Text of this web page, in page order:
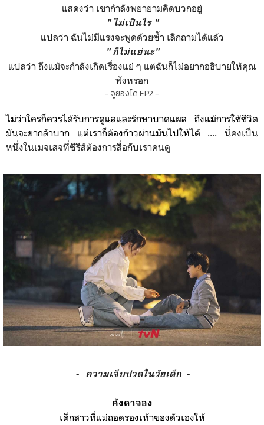
แสดงว่า เขากำลังพยายามคิดบวกอยู่
" ไม่เป็นไร "
แปลว่า ฉันไม่มีแรงจะพูดด้วยซ้ำ เลิกถามได้แล้ว
" ก็ไม่แย่นะ"
แปลว่า ถึงแม้จะกำลังเกิดเรื่องแย่ ๆ แต่ฉันก็ไม่อยากอธิบายให้คุณ
ฟังหรอก
- จูยองโด EP2 -
ไม่ว่าใครก็ควรได้รับการดูแลและรักษาบาดแผล ถึงแม้การใช้ชีวิต
มันจะยากลำบาก แต่เราก็ต้องก้าวผ่านมันไปให้ได้
.... นี่คงเป็น
หนึ่งในเมจเสจที่ซีรีส์ต้องการสื่อกับเราคนดู
- ความเจ็บปวดในวัยเด็ก -
คังดาจอง
เด็กสาวที่แม่ถอดรองเท้าของตัวเองให้